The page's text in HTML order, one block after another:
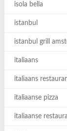
isola bella
istanbul
istanbul grill
italiaans
italiaans
italiaanse pizza
italiaanse